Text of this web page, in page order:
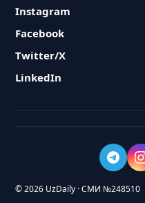
Instagram
Facebook
Twitter/X
LinkedIn
© 2026 UzDaily · СМИ №248510